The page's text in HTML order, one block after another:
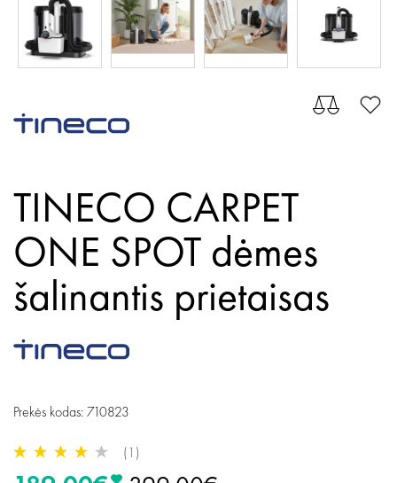
TINECO CARPET
ONE SPOT dėmes
šalinantis prietaisas
Prekės kodas: 710823
(1)